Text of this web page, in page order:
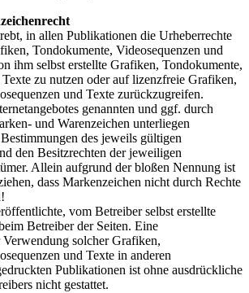
in allen Publikationen die Urheberrechte
Tondokumente, Videosequenzen und
ihm selbst erstellte Grafiken, Tondokumente,
zu nutzen oder auf lizenzfreie Grafiken,
und Texte zurückzugreifen.
genannten und ggf. durch
und Warenzeichen unterliegen
des jeweils gültigen
den Besitzrechten der jeweiligen
Allein aufgrund der bloßen Nennung ist
dass Markenzeichen nicht durch Rechte
vom Betreiber selbst erstellte
Betreiber der Seiten. Eine
solcher Grafiken,
und Texte in anderen
Publikationen ist ohne ausdrückliche
nicht gestattet.